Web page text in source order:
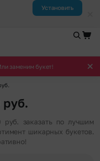
Установить
заменим букет!
заказать по лучшим
шикарных букетов.